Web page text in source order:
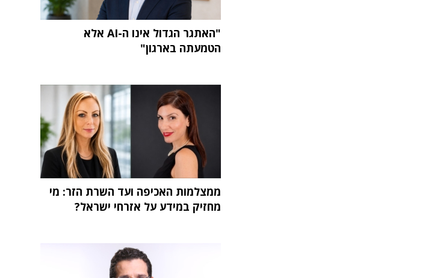
"האתגר הגדול אינו ה-AI אלא
הטמעתה בארגון"
ממצלמות האכיפה ועד השרת הזר: מי
מחזיק במידע על אזרחי ישראל?